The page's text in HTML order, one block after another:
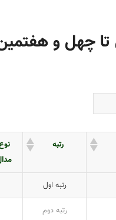
تا چهل‌ و
رتبه
رتبه اول
رتبه دوم